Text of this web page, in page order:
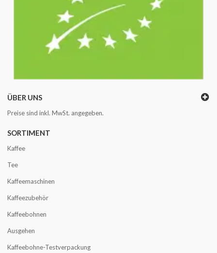
ÜBER UNS
Preise sind inkl. MwSt. angegeben.
SORTIMENT
Kaffee
Tee
Kaffeemaschinen
Kaffeezubehör
Kaffeebohnen
Ausgehen
Kaffeebohne-Testverpackung